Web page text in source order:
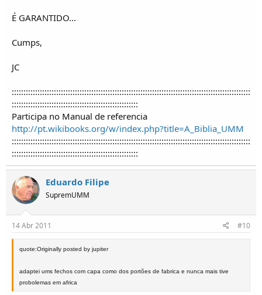
É GARANTIDO...
Cumps,
JC
::::::::::::::::::::::::::::::::::::::::::::::::::::::::::::::::::::::::::::::::::::::::::::::::::::::
::::::::::::::::::::::::::::::::::::::::::::::::::::::
Participa no Manual de referencia
http://pt.wikibooks.org/w/index.php?title=A_Biblia_UMM
::::::::::::::::::::::::::::::::::::::::::::::::::::::::::::::::::::::::::::::::::::::::::::::::::::::
::::::::::::::::::::::::::::::::::::::::::::::::::::::
Eduardo Filipe
SupremUMM
14 Abr 2011 #10
quote:Originally posted by jupiter
adaptei ums fechos com capa como dos portões de fabrica e nunca mais tive
probolemas em africa